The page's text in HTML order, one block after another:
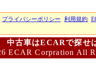
プライバシーポリシー 利用規約
古車はECARで探せ
ECAR Corpration All